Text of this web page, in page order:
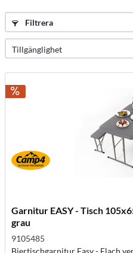
Filtrera
Garnitur EASY - Tisch
grau
9105485